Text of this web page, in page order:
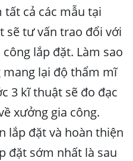
cả các mẫu tại
sẽ tư vấn trao đổi với
lắp đặt. Làm sao
lại độ thẩm mĩ
3 kĩ thuật sẽ đo đạc
xưởng gia công.
lắp đặt và hoàn thiện
đặt sớm nhất là sau